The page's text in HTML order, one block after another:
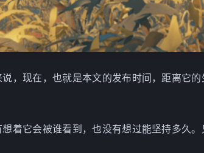
，现在，也就是本文的发布时间，距离它的
着它会被谁看到，也没有想过能坚持多久。